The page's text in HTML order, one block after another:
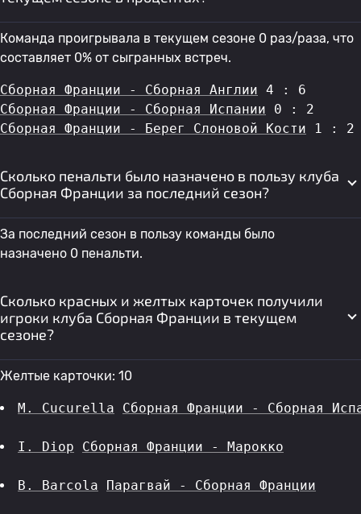
Команда проигрывала в текущем сезоне 0 раз/раза, что
составляет 0% от сыгранных встреч.
Сборная Франции - Сборная Англии 4 : 6
Сборная Франции - Сборная Испании 0 : 2
Сборная Франции - Берег Слоновой Кости 1 : 2
Сколько пенальти было назначено в пользу клуба
Сборная Франции за последний сезон?
За последний сезон в пользу команды было
назначено 0 пенальти.
Сколько красных и желтых карточек получили
игроки клуба Сборная Франции в текущем
сезоне?
Желтые карточки: 10
M. Cucurella Сборная Франции - Сборная
I. Diop Сборная Франции - Марокко
B. Barcola Парагвай - Сборная Франции